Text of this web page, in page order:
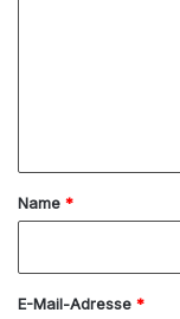
a
Name *
E-Mail-Adresse *